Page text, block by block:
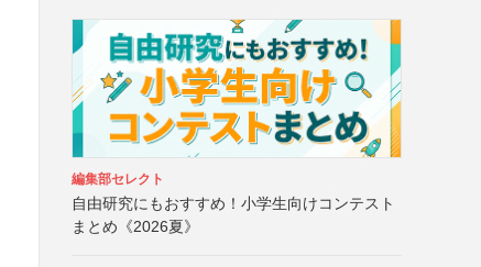
編集部セレクト
自由研究にもおすすめ！小学生向けコンテスト
まとめ《2026夏》